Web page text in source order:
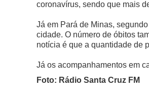
coronavírus, sendo que mais
Já em Pará de Minas,
cidade. O número de óbitos
notícia é que a quantidade de
Já os acompanhamentos em
Foto: Rádio Santa Cruz FM